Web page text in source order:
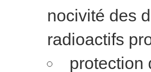
nocivité des
radioactifs
protection